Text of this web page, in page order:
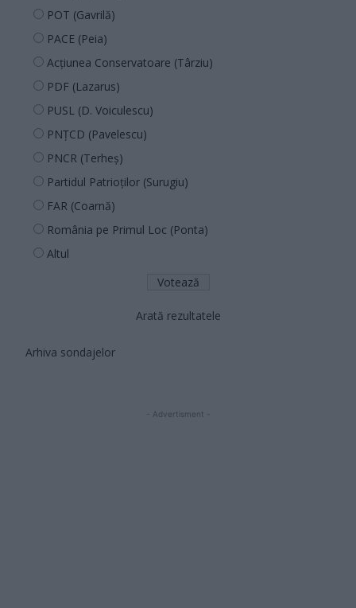
POT (Gavrilă)
PACE (Peia)
Acțiunea Conservatoare (Târziu)
PDF (Lazarus)
PUSL (D. Voiculescu)
PNȚCD (Pavelescu)
PNCR (Terheș)
Partidul Patrioților (Surugiu)
FAR (Coarnă)
România pe Primul Loc (Ponta)
Altul
Arată rezultatele
Arhiva sondajelor
- Advertisment -